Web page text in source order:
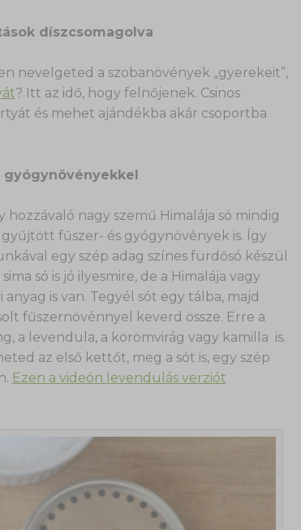
díszcsomagolva
nevelgeted a szobanövények „gyerekeit”,
? Itt az idő, hogy felnőjenek. Csinos
és mehet ajándékba akár csoportba
nagy szemű Himalája só mindig
fűszer- és gyógynövények is. Így
egy szép adag színes fürdősó készül
só is jó ilyesmire, de a Himalája vagy
is van. Tegyél sót egy tálba, majd
fűszernövénnyel keverd össze. Erre a
a levendula, a körömvirág vagy kamilla is.
az első kettőt, meg a sót is, egy szép
Ezen a videón levendulás verziót